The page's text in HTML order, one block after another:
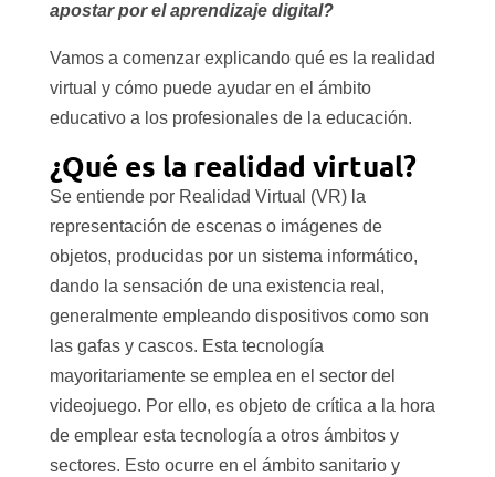
apostar por el aprendizaje digital?
Vamos a comenzar explicando qué es la realidad
virtual y cómo puede ayudar en el ámbito
educativo a los profesionales de la educación.
¿Qué es la realidad virtual?
Se entiende por Realidad Virtual (VR) la
representación de escenas o imágenes de
objetos, producidas por un sistema informático,
dando la sensación de una existencia real,
generalmente empleando dispositivos como son
las gafas y cascos. Esta tecnología
mayoritariamente se emplea en el sector del
videojuego. Por ello, es objeto de crítica a la hora
de emplear esta tecnología a otros ámbitos y
sectores. Esto ocurre en el ámbito sanitario y